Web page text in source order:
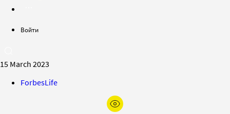
Войти
15 March 2023
ForbesLife